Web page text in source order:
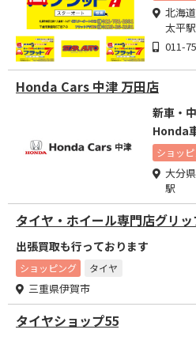
北海
太平駅
011-
Honda Cars 中津 万田店
新車・
Honda
ショッ
大分
駅
タイヤ・ホイール専門店グリ
出張買取も行っております
ショッピング タイヤ
三重県伊賀市
タイヤショップ55